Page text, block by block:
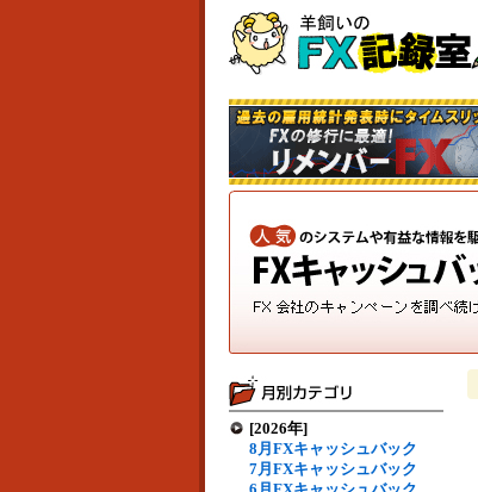
[2026年]
8月FXキャッシュバック
7月FXキャッシュバック